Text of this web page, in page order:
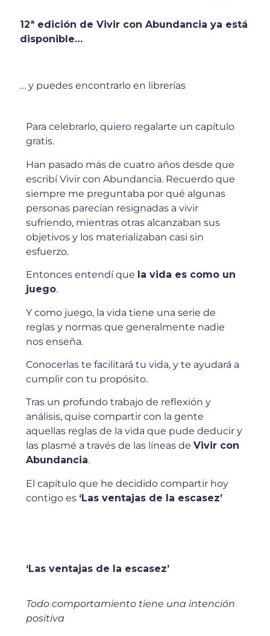
12ª edición de Vivir con Abundancia ya está
disponible…
… y puedes encontrarlo en librerías
Para celebrarlo, quiero regalarte un capítulo
gratis.
Han pasado más de cuatro años desde que
escribí Vivir con Abundancia. Recuerdo que
siempre me preguntaba por qué algunas
personas parecían resignadas a vivir
sufriendo, mientras otras alcanzaban sus
objetivos y los materializaban casi sin
esfuerzo.
Entonces entendí que la vida es como un
juego.
Y como juego, la vida tiene una serie de
reglas y normas que generalmente nadie
nos enseña.
Conocerlas te facilitará tu vida, y te ayudará a
cumplir con tu propósito.
Tras un profundo trabajo de reflexión y
análisis, quise compartir con la gente
aquellas reglas de la vida que pude deducir y
las plasmé a través de las líneas deVivir con
Abundancia.
El capítulo que he decidido compartir hoy
contigo es ‘Las ventajas de la escasez’
‘Las ventajas de la escasez’
Todo comportamiento tiene una intención
positiva